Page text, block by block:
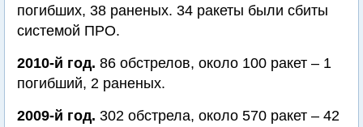
погибших, 38 раненых. 34 ракеты были сбиты
системой ПРО.
2010-й год. 86 обстрелов, около 100 ракет – 1
погибший, 2 раненых.
2009-й год. 302 обстрела, около 570 ракет – 42